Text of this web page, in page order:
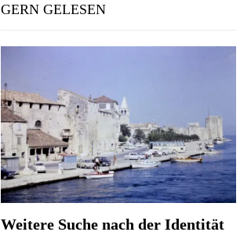
GERN GELESEN
Weitere Suche nach der Identität